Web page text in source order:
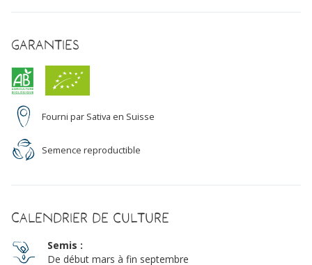
Garanties
Fourni par Sativa en Suisse
Semence reproductible
Calendrier de culture
Semis :
De début mars à fin septembre